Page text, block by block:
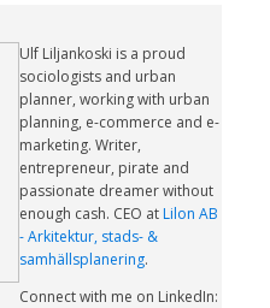
Ulf Liljankoski is a proud
sociologists and urban
planner, working with urban
planning, e-commerce and e-
marketing. Writer,
entrepreneur, pirate and
passionate dreamer without
enough cash. CEO at Lilon AB
- Arkitektur, stads- &
samhällsplanering.
Connect with me on LinkedIn: